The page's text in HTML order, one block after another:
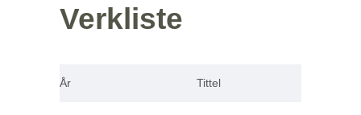
Verkliste
År Tittel